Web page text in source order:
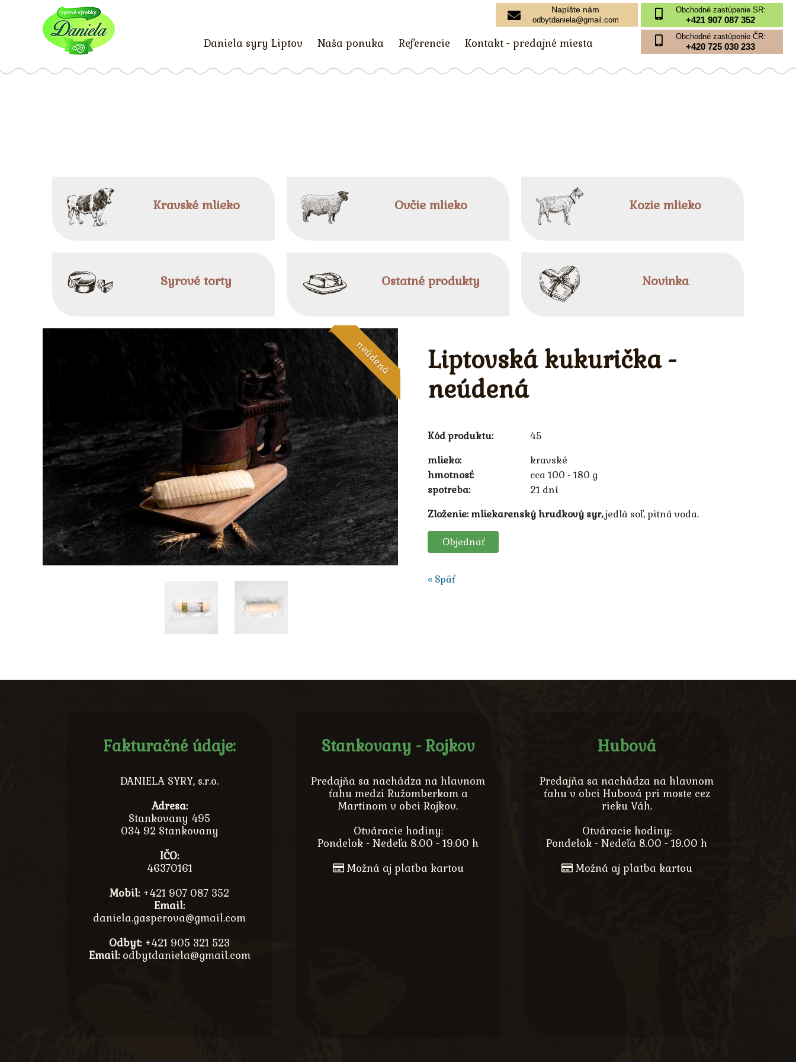
Obchodné zastúpenie SR:
+421 907 087 352
Obchodné zastúpenie ČR:
+420 725 030 233
Napíšte nám
odbytdaniela@gmail.com
Daniela syry Liptov Naša ponuka Referencie Kontakt - predajné miesta
Kravské mlieko Ovčie mlieko Kozie mlieko
Syrové torty Ostatné produkty Novinka
neúdená
Liptovská kukurička -
neúdená
Kód produktu: 45
Zloženie: mliekarenský hrudkový syr,jedlá soľ, pitná voda.
mlieko
kravské
hmotnosť
cca 100 - 180 g
spotreba
21 dní
« Späť
Objednať
Fakturačné údaje:
DANIELA SYRY, s.r.o.
Adresa:
Stankovany 495
034 92 Stankovany
IČO:
46370161
Mobil:+421 907 087 352
Email:
daniela.gasperova@gmail.com
Odbyt:+421 905 321 523
Email:odbytdaniela@gmail.com
Stankovany - Rojkov
Predajňa sa nachádza na hlavnom
ťahu medzi Ružomberkom a
Martinom v obci Rojkov.
Otváracie hodiny:
Pondelok - Nedeľa 8.00 - 19.00 h
Možná aj platba kartou
Hubová
Predajňa sa nachádza na hlavnom
ťahu v obci Hubová pri moste cez
rieku Váh.
Otváracie hodiny:
Pondelok - Nedeľa 8.00 - 19.00 h
Možná aj platba kartou